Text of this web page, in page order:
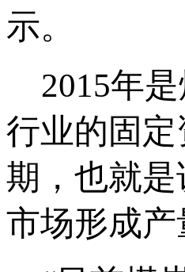
示。
2015年是
行业的固
期，也就
市场形成产